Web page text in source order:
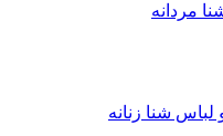
مردانه
لباس شنا زنانه